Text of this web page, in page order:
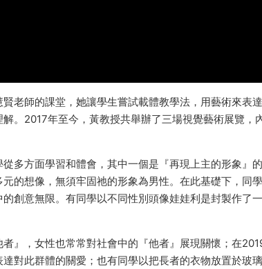
老師的課堂，她讓學生嘗試載體教學法，用藝術來表
。2017年至今，黃教授共舉辦了三場視覺藝術展覽，
多方面學習和體會，其中一個是『再現上主的形象』
的想像，無須牢固祂的形象為男性。在此基礎下，同
創意無限。有同學以不同性別頭像娃娃利是封製作了
』，女性也常常對社會中的『他者』展現關懷；在
對此群體的關愛；也有同學以把長者的衣物放置於玻